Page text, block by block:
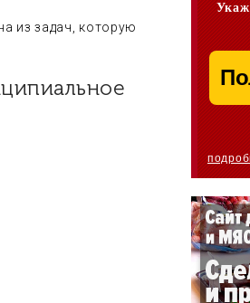
из задач, которую